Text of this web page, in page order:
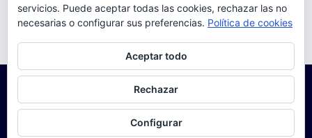
torrent al dia Ago 7, 2026
servicios. Puede aceptar todas las cookies, rechazar las no
necesarias o configurar sus preferencias. Política de cookies
Aceptar todo
Rechazar
Configurar
Para obtener más información, incluido cómo gestionar las cookies,